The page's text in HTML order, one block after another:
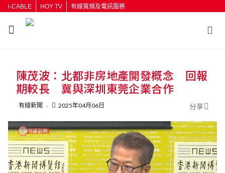
i-CABLE HOY TV 有線寬頻及電訊服務
按輸入鍵開始搜尋
陳茂波：北都非房地產開發概念 回報
期較長 冀與深圳東莞企業合作
有線新聞 2025年04月06日 分享